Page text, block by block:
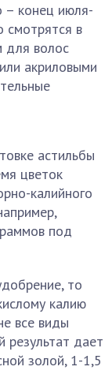
– конец июля-
смотрятся в
для волос
акриловыми
астильбы
цветок
калийного
под
то
калию
все виды
дает
золой, 1-1,5